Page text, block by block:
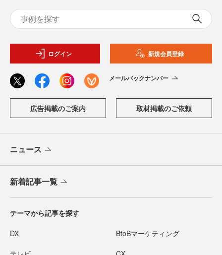
ログイン 新規会員登録
メールバックナンバー
広告掲載のご案内 取材掲載のご依頼
ニュース
新着記事一覧
テーマから記事を探す
DX BtoBマーケティング